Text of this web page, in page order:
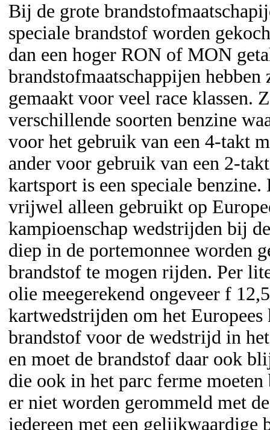
Bij de grote
speciale brandstof worden
dan een hoger RON of MON
brandstofmaatschappijen
gemaakt voor veel race klassen.
verschillende soorten benzine
voor het gebruik van een 4-takt
ander voor gebruik van een 2-
kartsport is een speciale
vrijwel alleen gebruikt op
kampioenschap wedstrijden bij
diep in de portemonnee worden
brandstof te mogen rijden. Per
olie meegerekend ongeveer f
kartwedstrijden om het Europees
brandstof voor de wedstrijd in
en moet de brandstof daar ook
die ook in het parc ferme
er niet worden gerommeld met
iedereen met een